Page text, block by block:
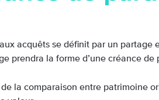
acquêts se définit par un partage
prendra la forme d’une créance de
la comparaison entre patrimoine